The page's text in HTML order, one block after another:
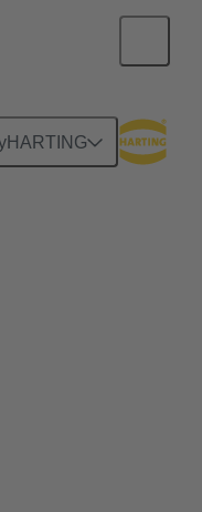
fille